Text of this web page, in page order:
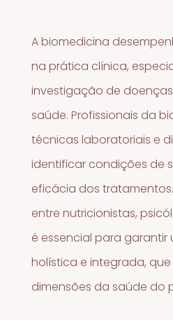
A biomedicina
na prática clínica,
investigação de
saúde. Profissionais da
técnicas laboratoriais e
identificar condições de
eficácia dos
entre nutricionistas,
é essencial para
holística e integrada,
dimensões da saúde do